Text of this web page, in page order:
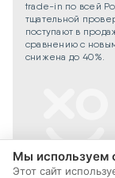
trade-in по всей
тщательной
поступают в
сравнению с
снижена до 40%.
Мы используем
Этот сайт